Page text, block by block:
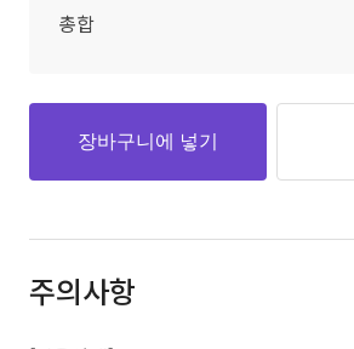
총합
장바구니에 넣기
주의사항